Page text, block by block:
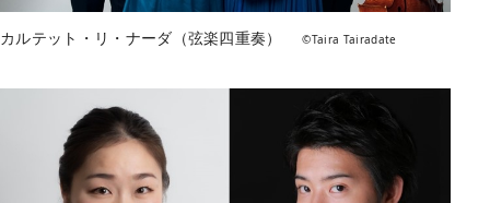
カルテット・リ・ナーダ（弦楽四重奏）©Taira Tairadate